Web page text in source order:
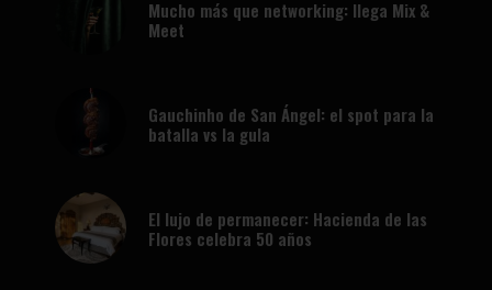
Mucho más que networking: llega Mix &
Meet
Gauchinho de San Ángel: el spot para la
batalla vs la gula
El lujo de permanecer: Hacienda de las
Flores celebra 50 años